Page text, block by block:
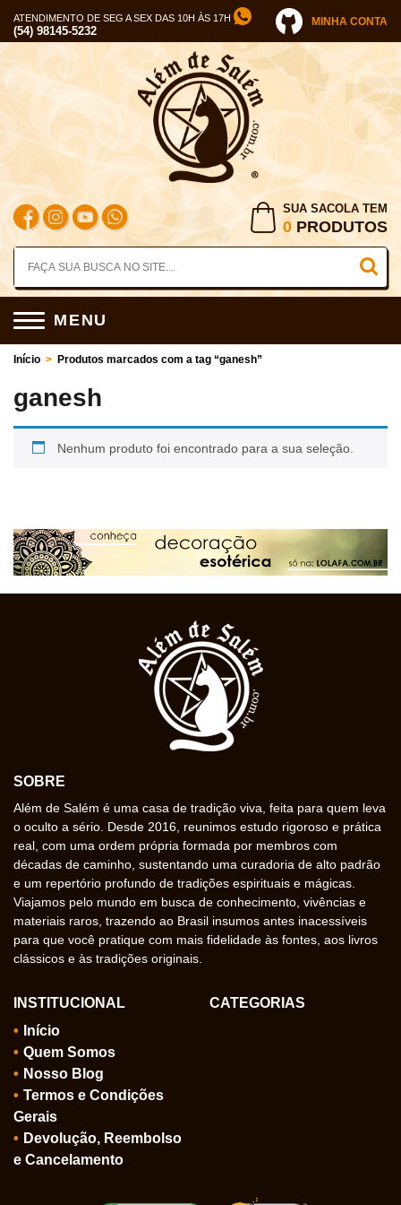
ATENDIMENTO DE SEG A SEX DAS 10H ÀS 17H
(54) 98145-5232
MINHA CONTA
SUA SACOLA TEM
0 PRODUTOS
MENU
Início > Produtos marcados com a tag “ganesh”
ganesh
Nenhum produto foi encontrado para a sua seleção.
SOBRE
Além de Salém é uma casa de tradição viva, feita para quem leva
o oculto a sério. Desde 2016, reunimos estudo rigoroso e prática
real, com uma ordem própria formada por membros com
décadas de caminho, sustentando uma curadoria de alto padrão
e um repertório profundo de tradições espirituais e mágicas.
Viajamos pelo mundo em busca de conhecimento, vivências e
materiais raros, trazendo ao Brasil insumos antes inacessíveis
para que você pratique com mais fidelidade às fontes, aos livros
clássicos e às tradições originais.
INSTITUCIONAL
Início
Quem Somos
Nosso Blog
Termos e Condições
Gerais
Devolução, Reembolso
e Cancelamento
CATEGORIAS